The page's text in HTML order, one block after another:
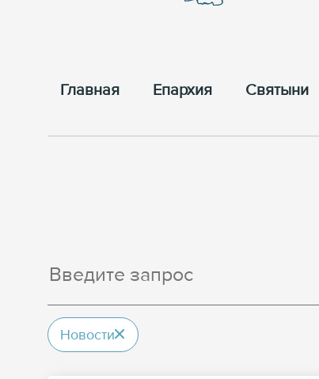
Главная Епархия Cвятыни
Новости